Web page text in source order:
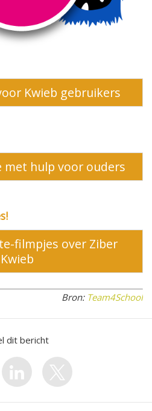
Kwieb gebruikers
met hulp voor ouders
filmpjes over Ziber
Kwieb
Bron: Team4School
dit bericht